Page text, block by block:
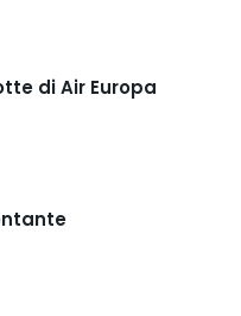
di Air Europa